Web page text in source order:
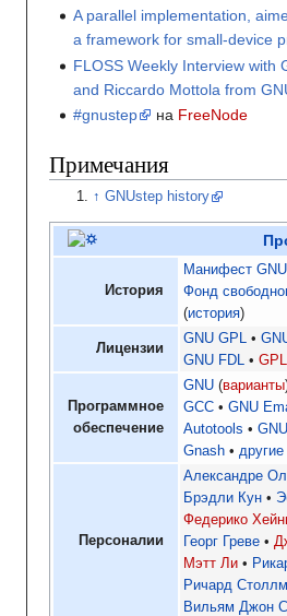
A parallel implementation,
a framework for small-device
FLOSS Weekly Interview with
and Riccardo Mottola from
#gnustep
на FreeNode
Примечания
GNUstep history
История
Манифест GNU
Фонд
история
Лицензии
GNU GPL
GNU FDL
Программное
обеспечение
GNU варианты
GCC
GNU
Autotools
Gnash
Персоналии
Александре
Брэдли Кун
Федерико
Георг Греве
Мэтт Ли
Ричард
Вильям Джон